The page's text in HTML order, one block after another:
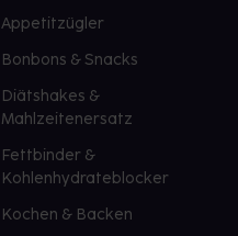
Appetitzügler
Bonbons & Snacks
Diätshakes &
Mahlzeitenersatz
Fettbinder &
Kohlenhydrateblocker
Kochen & Backen